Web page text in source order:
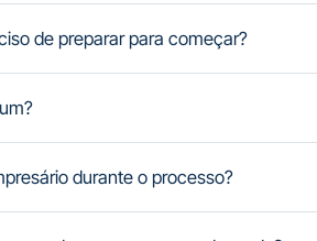
de preparar para começar?
durante o processo?